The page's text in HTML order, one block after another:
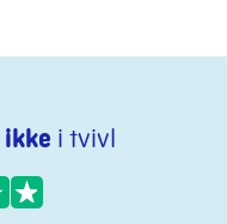
ikke i tvivl